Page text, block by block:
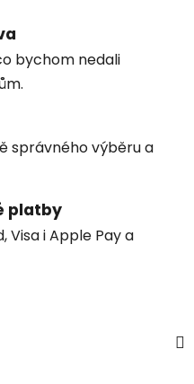
bychom nedali
správného výběru a
platby
Visa i Apple Pay a